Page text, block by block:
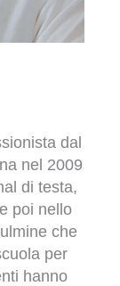
dal
nel 2009
di testa,
poi nello
che
per
hanno